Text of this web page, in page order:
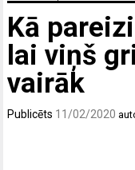
Kā
lai viņš
vairāk
Publicēts 11/02/2020